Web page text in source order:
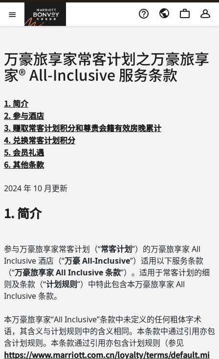
跳到内容
打开菜单Marriott Bonvoy 打开新窗口
万豪旅享家常客计划之万豪旅享
家® All-Inclusive 服务条款
1. 简介
2. 参与酒店
3. 赚取常客计划积分和尊贵会籍有效房晚累计
4. 兑换常客计划积分
5. 会员礼遇
6. 其他条款
2024 年 10 月更新
1. 简介
参与万豪旅享家常客计划（“常客计划”）的万豪旅享家 All
Inclusive 酒店（“万豪 All-Inclusive”）适用以下服务条款
（“万豪旅享家 All Inclusive 条款”）。适用于常客计划的细
则及条款（“计划规则”）中特此包含本万豪旅享家 All
Inclusive 条款。
本万豪旅享家“All Inclusive”条款中未定义的任何粗体字术
语，其含义与计划规则中的含义相同。本条款中通过引用亦包
含计划规则。本条款通过引用亦包含计划规则（参见
https://www.marriott.com.cn/loyalty/terms/default.mi